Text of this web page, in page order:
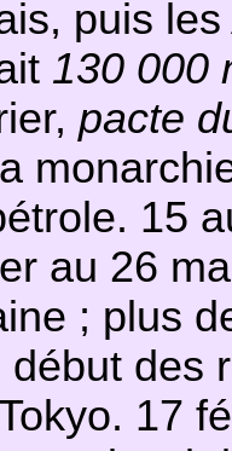
puis
130 000
pacte
15
au 26
; plus
des
17